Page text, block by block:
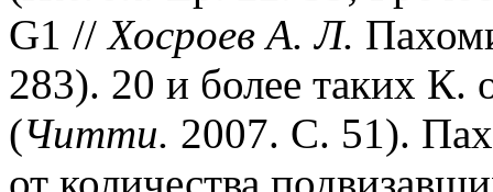
G1 //Хосроев А. Л.
283). 20 и более таких К.
(Читти. 2007. С. 51).